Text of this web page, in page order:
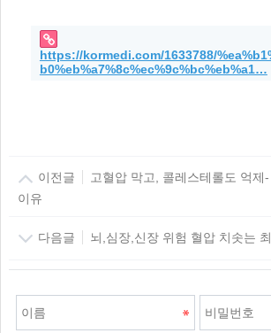
https://kormedi.com/1633788/
b0%eb%a7%8c%ec%9c%bc%eb%a1…
이전글
고혈압 막고, 콜레스테롤도 억제
이유
다음글 뇌,심장,신장 위험 혈압 치솟는